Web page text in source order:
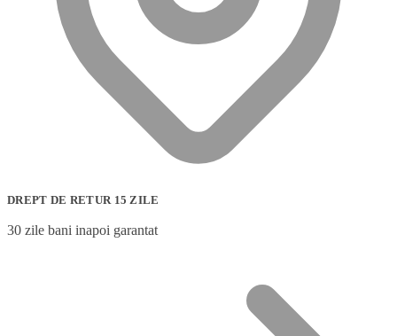
DREPT DE RETUR 15 ZILE
30 zile bani inapoi garantat